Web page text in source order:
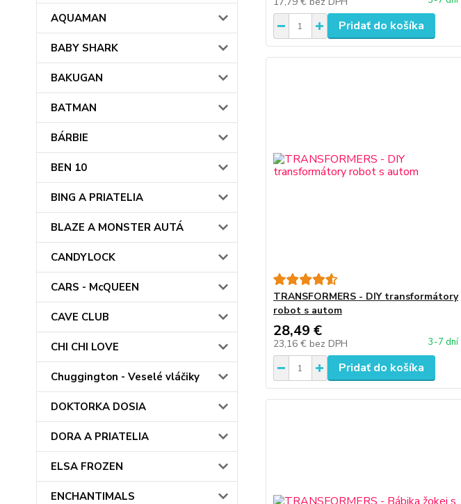
AQUAMAN
BABY SHARK
BAKUGAN
BATMAN
BÁRBIE
BEN 10
BING A PRIATELIA
BLAZE A MONSTER AUTÁ
CANDYLOCK
CARS - McQUEEN
CAVE CLUB
CHI CHI LOVE
Chuggington - Veselé vláčiky
DOKTORKA DOSIA
DORA A PRIATELIA
ELSA FROZEN
ENCHANTIMALS
Pridať do košíka
TRANSFORMERS - DIY transformátory
robot s autom
28,49 €
23,16 € bez DPH 3-7 dní
Pridať do košíka